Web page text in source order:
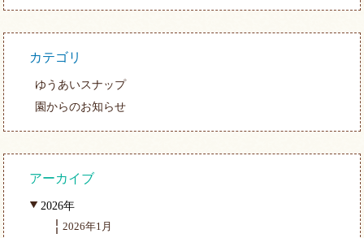
カテゴリ
ゆうあいスナップ
園からのお知らせ
アーカイブ
2026年
2026年1月